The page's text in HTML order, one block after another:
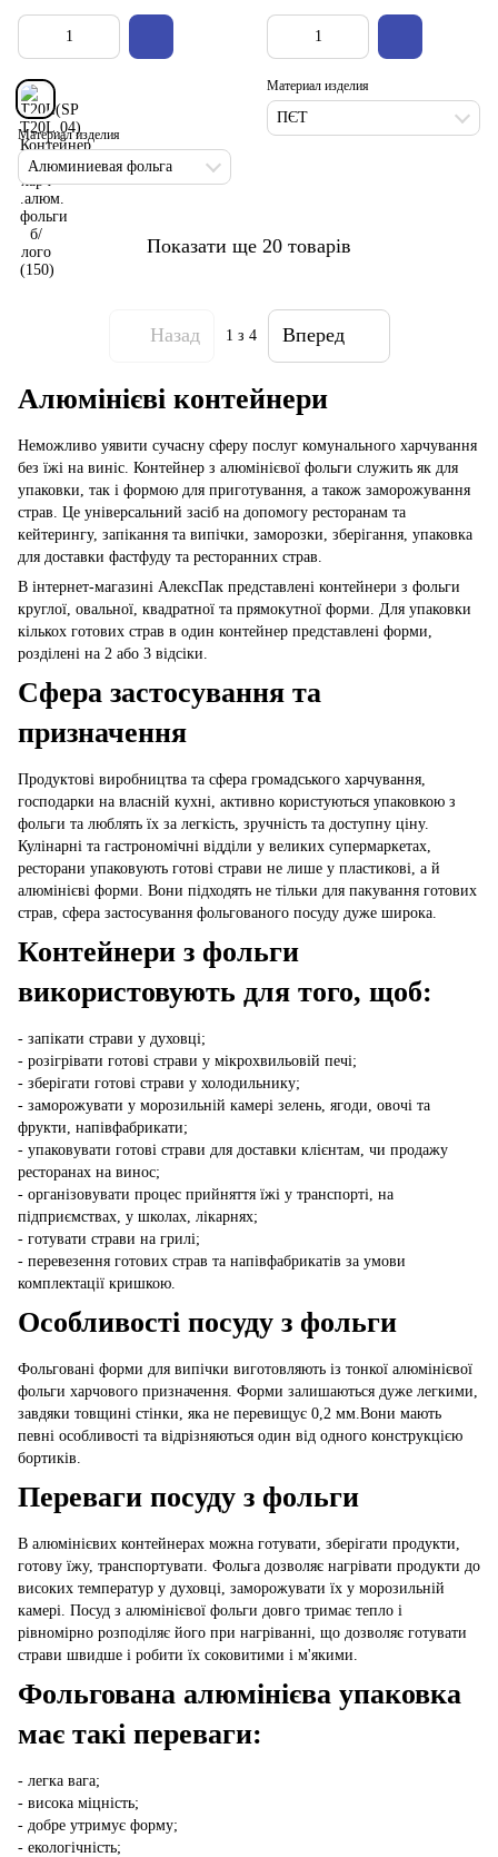
Алюмінієві контейнери
Неможливо уявити сучасну сферу послуг комунального харчування
без їжі на виніс. Контейнер з алюмінієвої фольги служить як для
упаковки, так і формою для приготування, а також заморожування
страв. Це універсальний засіб на допомогу ресторанам та
кейтерингу, запікання та випічки, заморозки, зберігання, упаковка
для доставки фастфуду та ресторанних страв.
В інтернет-магазині АлексПак представлені контейнери з фольги
круглої, овальної, квадратної та прямокутної форми. Для упаковки
кількох готових страв в один контейнер представлені форми,
розділені на 2 або 3 відсіки.
Сфера застосування та
призначення
Продуктові виробництва та сфера громадського харчування,
господарки на власній кухні, активно користуються упаковкою з
фольги та люблять їх за легкість, зручність та доступну ціну.
Кулінарні та гастрономічні відділи у великих супермаркетах,
ресторани упаковують готові страви не лише у пластикові, а й
алюмінієві форми. Вони підходять не тільки для пакування готових
страв, сфера застосування фольгованого посуду дуже широка.
Контейнери з фольги
використовують для того, щоб:
- запікати страви у духовці;
- розігрівати готові страви у мікрохвильовій печі;
- зберігати готові страви у холодильнику;
- заморожувати у морозильній камері зелень, ягоди, овочі та
фрукти, напівфабрикати;
- упаковувати готові страви для доставки клієнтам, чи продажу
ресторанах на винос;
- організовувати процес прийняття їжі у транспорті, на
підприємствах, у школах, лікарнях;
- готувати страви на грилі;
- перевезення готових страв та напівфабрикатів за умови
комплектації кришкою.
Особливості посуду з фольги
Фольговані форми для випічки виготовляють із тонкої алюмінієвої
фольги харчового призначення. Форми залишаються дуже легкими,
завдяки товщині стінки, яка не перевищує 0,2 мм.Вони мають
певні особливості та відрізняються один від одного конструкцією
бортиків.
Переваги посуду з фольги
В алюмінієвих контейнерах можна готувати, зберігати продукти,
готову їжу, транспортувати. Фольга дозволяє нагрівати продукти до
високих температур у духовці, заморожувати їх у морозильній
камері. Посуд з алюмінієвої фольги довго тримає тепло і
рівномірно розподіляє його при нагріванні, що дозволяє готувати
страви швидше і робити їх соковитими і м'якими.
Фольгована алюмінієва упаковка
має такі переваги:
- легка вага;
- висока міцність;
- добре утримує форму;
- екологічність;
Материал изделия
Алюминиевая фольга
Материал изделия
ПЄТ
Показати ще 20 товарів
Назад 1 з 4 Вперед